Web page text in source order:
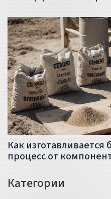
Как
процесс от
Категории